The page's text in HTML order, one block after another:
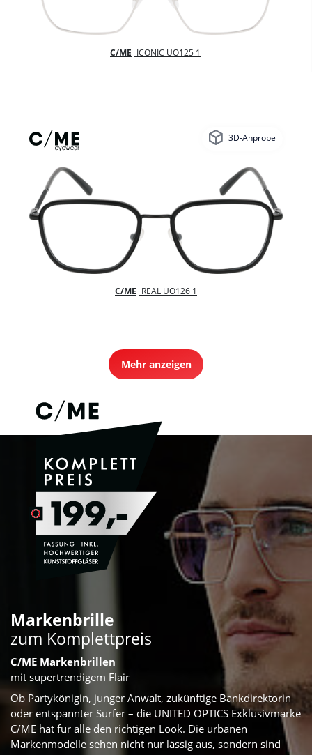
C/ME ICONIC UO125 1
C/ME REAL UO126 1
3D-Anprobe
Mehr anzeigen
Markenbrille
zum Komplettpreis
C/ME Markenbrillen
mit supertrendigem Flair
Ob Partykönigin, junger Anwalt, zukünftige Bankdirektorin
oder entspannter Surfer – die UNITED OPTICS Exklusivmarke
C/ME hat für alle den richtigen Look. Die urbanen
Markenmodelle sehen nicht nur lässig aus, sondern sind